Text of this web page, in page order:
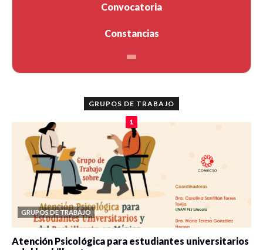
Convocatoria
Constancias
GRUPOS DE TRABAJO
1
GRUPOS DE TRABAJO
Atención Psicológica para estudiantes universitarios